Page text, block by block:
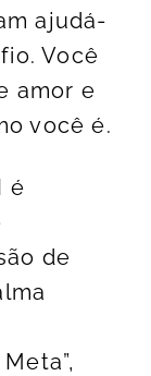
ajudá-
Você
amor e
você é.
é
de